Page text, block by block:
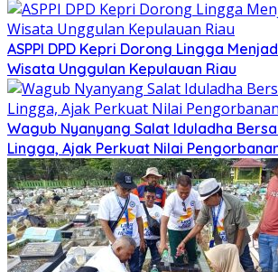
ASPPI DPD Kepri Dorong Lingga
Wisata Unggulan Kepulauan Riau
Wagub Nyanyang Salat Iduladha
Lingga, Ajak Perkuat Nilai